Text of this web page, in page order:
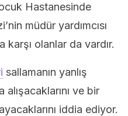
Hastanesinde
müdür yardımcısı
olanlar da vardır.
sallamanın yanlış
ve bir
iddia ediyor.